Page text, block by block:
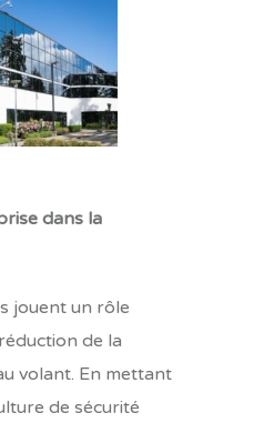
dans la
jouent un rôle
de la
volant. En mettant
de sécurité